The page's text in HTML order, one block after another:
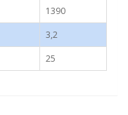
1390
3,2
25